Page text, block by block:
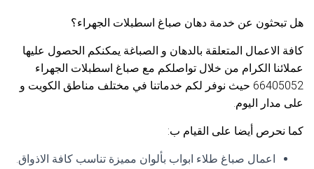
هل تبحثون عن خدمة دهان صباغ اسطبلات الجهراء؟
كافة الاعمال المتعلقة بالدهان و الصباغة يمكنكم الحصول عليها
عملائنا الكرام من خلال تواصلكم مع صباغ اسطبلات الجهراء
66405052 حيث نوفر لكم خدماتنا في مختلف مناطق الكويت و
على مدار اليوم.
كما نحرص أيضا على القيام ب:
اعمال صباغ طلاء ابواب بألوان مميزة تناسب كافة الاذواق.